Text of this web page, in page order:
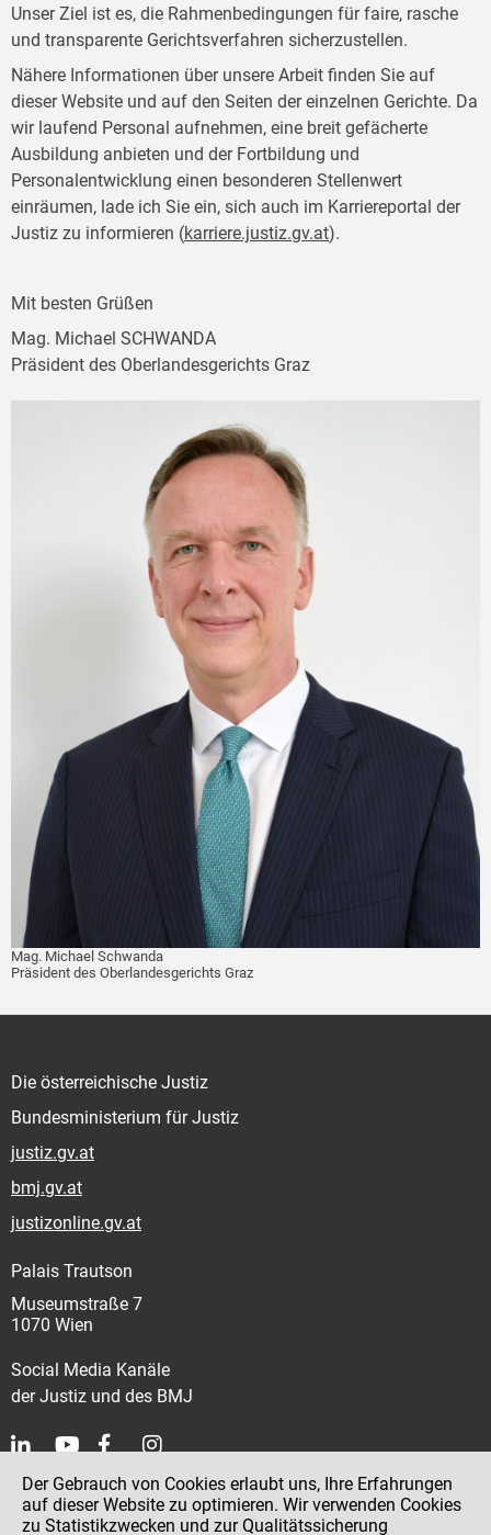
Unser Ziel ist es, die Rahmenbedingungen für faire, rasche
und transparente Gerichtsverfahren sicherzustellen.
Nähere Informationen über unsere Arbeit finden Sie auf
dieser Website und auf den Seiten der einzelnen Gerichte. Da
wir laufend Personal aufnehmen, eine breit gefächerte
Ausbildung anbieten und der Fortbildung und
Personalentwicklung einen besonderen Stellenwert
einräumen, lade ich Sie ein, sich auch im Karriereportal der
Justiz zu informieren (karriere.justiz.gv.at).
Mit besten Grüßen
Mag. Michael SCHWANDA
Präsident des Oberlandesgerichts Graz
Mag. Michael Schwanda
Präsident des Oberlandesgerichts Graz
Die österreichische Justiz
Bundesministerium für Justiz
justiz.gv.at
bmj.gv.at
justizonline.gv.at
Palais Trautson
Museumstraße 7
1070 Wien
Social Media Kanäle
der Justiz und des BMJ
Kontakt
Impressum
Der Gebrauch von Cookies erlaubt uns, Ihre Erfahrungen
auf dieser Website zu optimieren. Wir verwenden Cookies
zu Statistikzwecken und zur Qualitätssicherung